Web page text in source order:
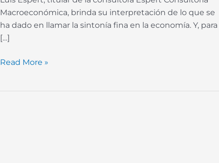
Macroeconómica, brinda su interpretación de lo que se
ha dado en llamar la sintonía fina en la economía. Y, para
[…]
Read More »